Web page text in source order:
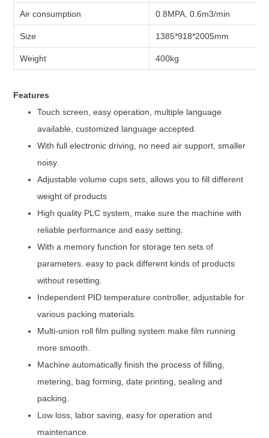
Air consumption 0.8MPA, 0.6m3/min
Size 1385*918*2005mm
Weight 400kg
Features
Touch screen, easy operation, multiple language
available, customized language accepted.
With full electronic driving, no need air support, smaller
noisy.
Adjustable volume cups sets, allows you to fill different
weight of products
High quality PLC system, make sure the machine with
reliable performance and easy setting.
With a memory function for storage ten sets of
parameters. easy to pack different kinds of products
without resetting.
Independent PID temperature controller, adjustable for
various packing materials.
Multi-union roll film pulling system make film running
more smooth.
Machine automatically finish the process of filling,
metering, bag forming, date printing, sealing and
packing.
Low loss, labor saving, easy for operation and
maintenance.